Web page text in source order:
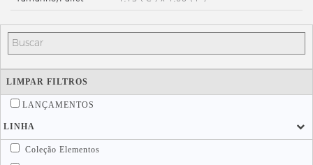
LIMPAR FILTROS
LANÇAMENTOS
LINHA
Coleção Elementos